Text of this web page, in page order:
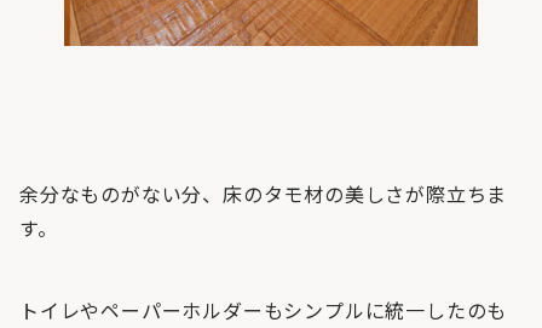
余分なものがない分、床のタモ材の美しさが際立ちま
す。
トイレやペーパーホルダーもシンプルに統一したのも